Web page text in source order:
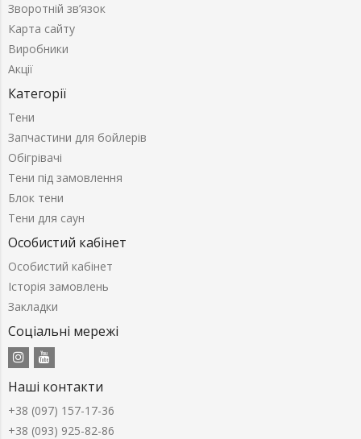
Зворотній зв’язок
Карта сайту
Виробники
Акції
Категорії
Тени
Запчастини для бойлерів
Обігрівачі
Тени під замовлення
Блок тени
Тени для саун
Особистий кабінет
Особистий кабінет
Історія замовлень
Закладки
Соціальні мережі
Наші контакти
+38 (097) 157-17-36
+38 (093) 925-82-86